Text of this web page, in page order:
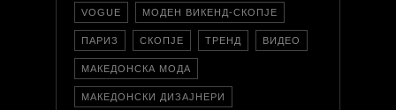
VOGUE МОДЕН ВИКЕНД-СКОПЈЕ
ПАРИЗ СКОПЈЕ ТРЕНД ВИДЕО
МАКЕДОНСКА МОДА
МАКЕДОНСКИ ДИЗАЈНЕРИ